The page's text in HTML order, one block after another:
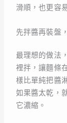
滑順，也更容
先拌醬再裝盤
最理想的做法
裡拌，讓麵條
樣比單純把醬
如果醬太乾，
它濃縮。